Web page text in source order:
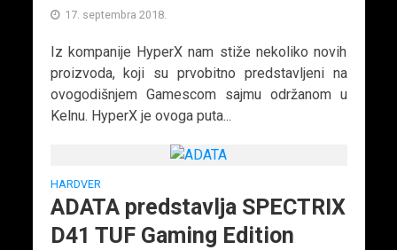
17. septembra 2018.
Iz kompanije HyperX nam stiže nekoliko novih
proizvoda, koji su prvobitno predstavljeni na
ovogodišnjem Gamescom sajmu održanom u
Kelnu. HyperX je ovoga puta...
HARDVER
ADATA predstavlja SPECTRIX
D41 TUF Gaming Edition